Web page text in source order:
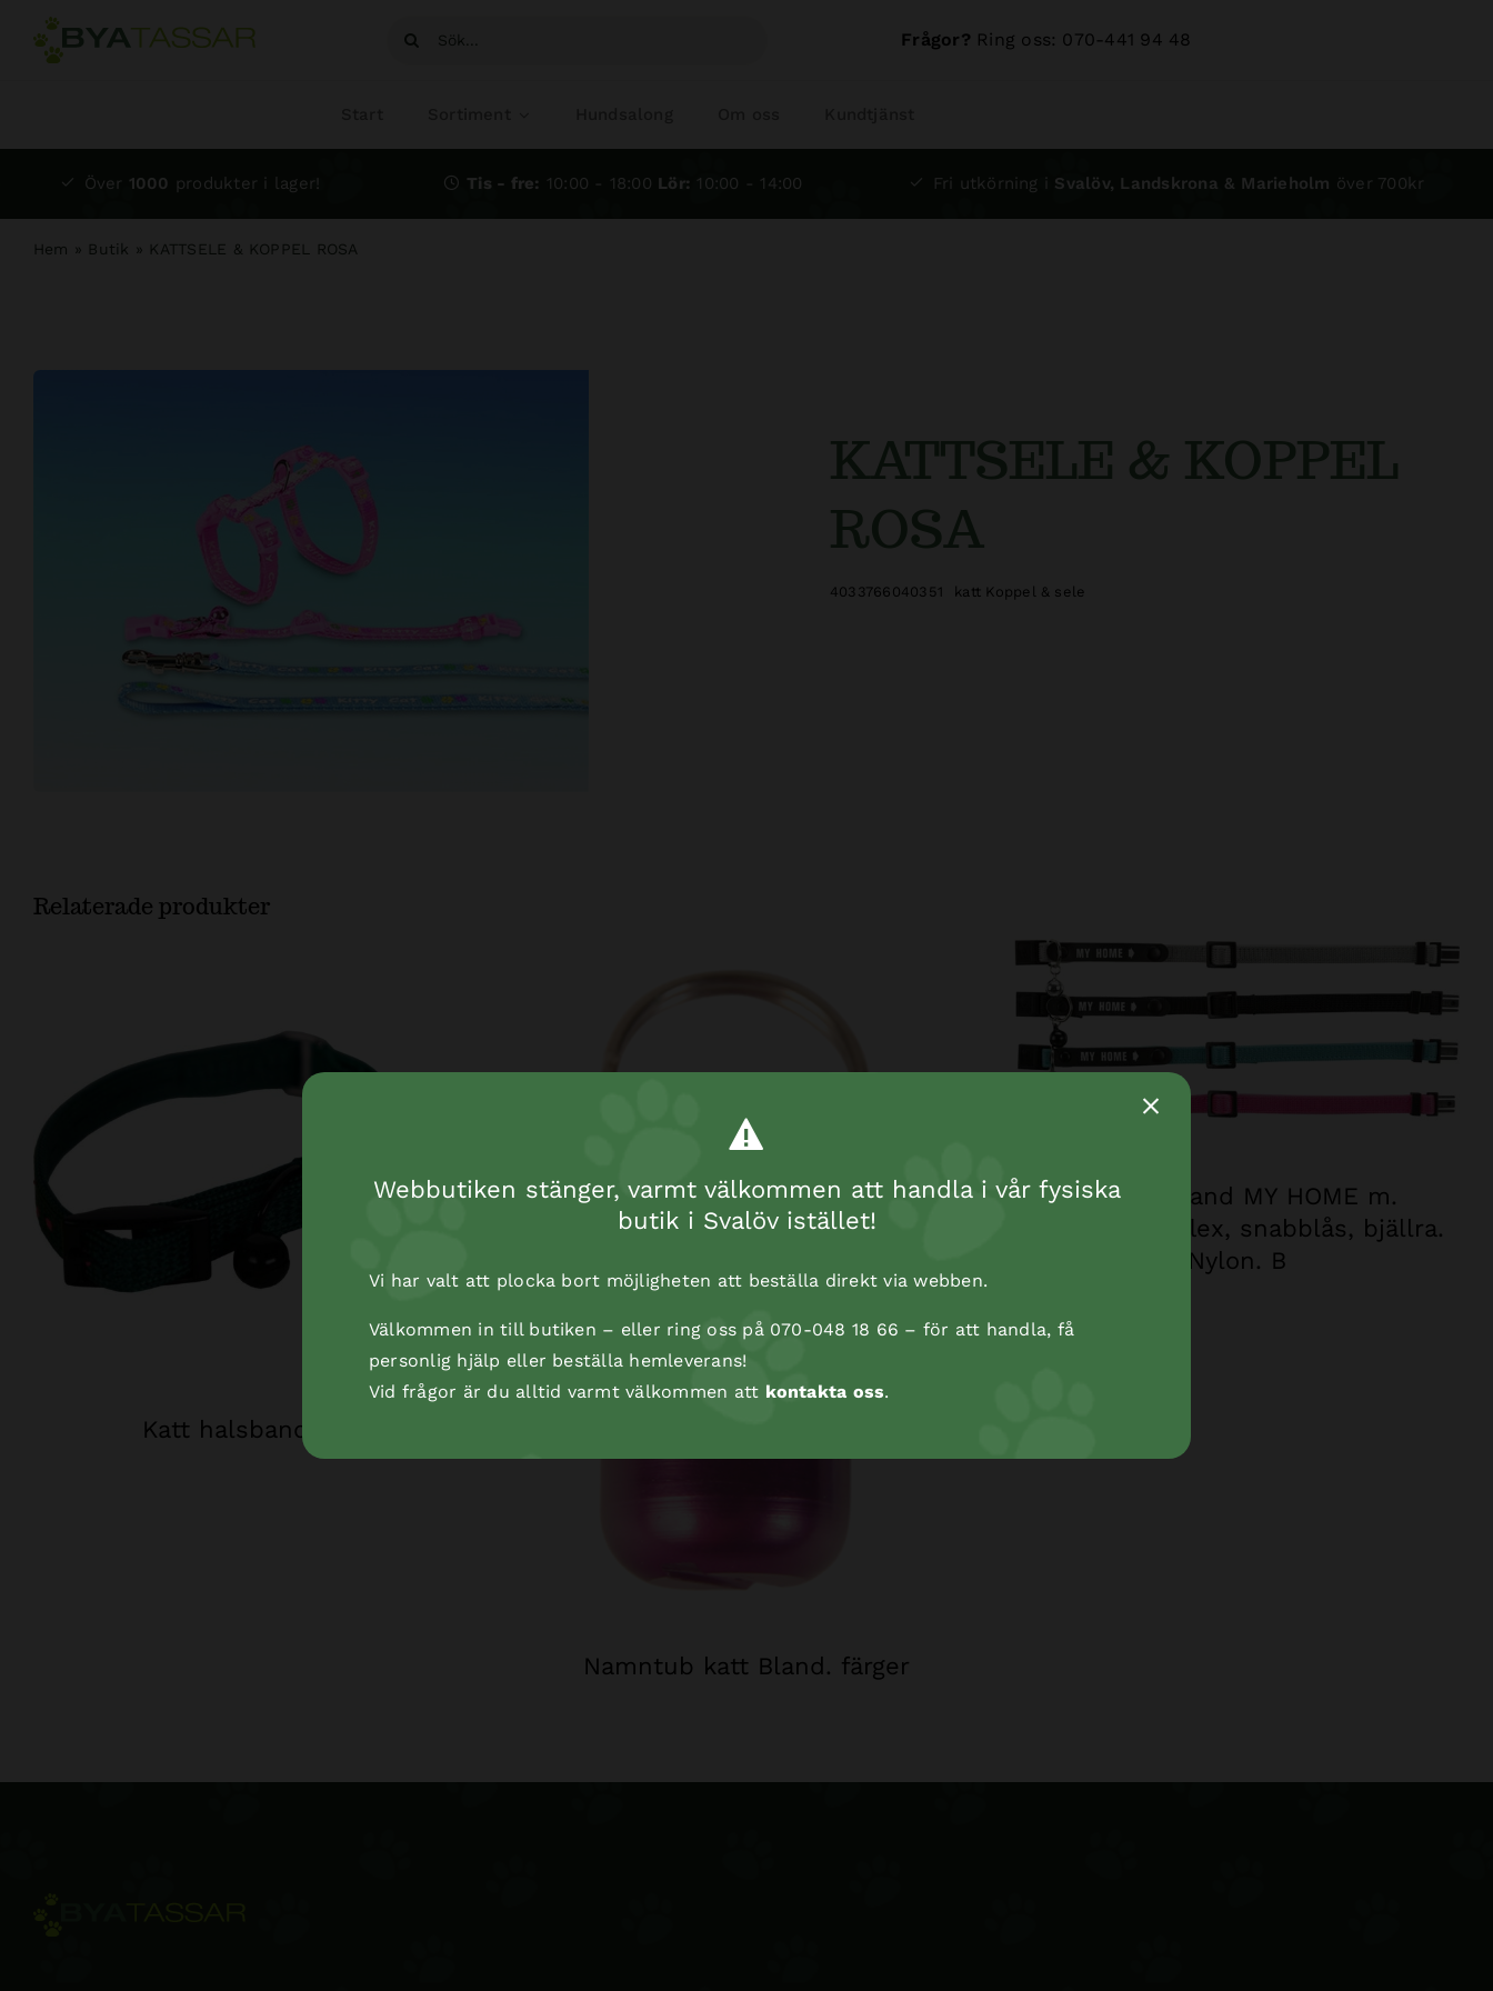
Fortsätt
Sök
Frågor? Ring oss: 070-441 94 48
Över 1000 produkter i lager! Tis - fre: 10:00 - 18:00 Lör: 10:00 - 14:00 Fri utkörning i Svalöv, Landskrona & Marieholm över 700kr
Hem » Butik » KATTSELE & KOPPEL ROSA
KATTSELE & KOPPEL
ROSA
4033766040351 katt Koppel & sele
Relaterade produkter
Katt halsband grön
Namntub katt Bland. färger
Katthalsband MY HOME m.
adressflik reflex, snabblås, bjällra.
Nylon. B
Webbutiken stänger, varmt välkommen att handla i vår fysiska
butik i Svalöv istället!
Vi har valt att plocka bort möjligheten att beställa direkt via webben.
Välkommen in till butiken – eller ring oss på 070-048 18 66 – för att handla, få
personlig hjälp eller beställa hemleverans!
Vid frågor är du alltid varmt välkommen att kontakta oss.